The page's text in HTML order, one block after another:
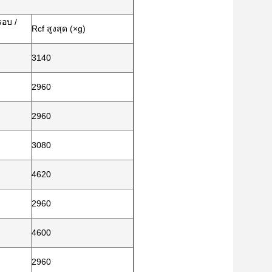
อบ /
Rcf สูงสุด (×g)
3140
2960
2960
3080
4620
2960
4600
2960